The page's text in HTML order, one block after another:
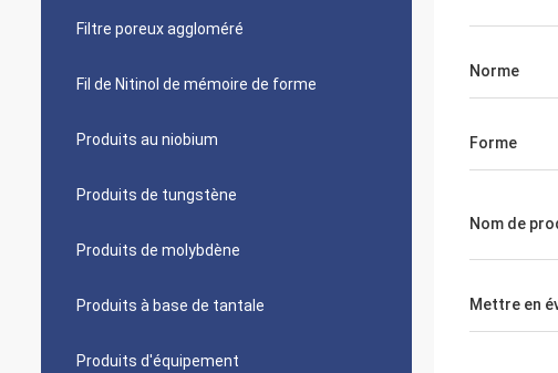
Filtre poreux aggloméré
Fil de Nitinol de mémoire de forme
Produits au niobium
Produits de tungstène
Produits de molybdène
Produits à base de tantale
Produits d'équipement
Norme
Forme
Nom de
Mettre en